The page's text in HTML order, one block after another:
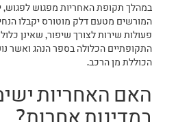
במהלך תקופת האחריות מפגוש לפגוש,
המורשים מטעם דלק מוטורס יקבלו
פעולות שירות לצורך שיפור, שאינן
התקופתיים הכלולה בספר הנהג ואשר
הכוללת מן הרכב.
האם האחריות